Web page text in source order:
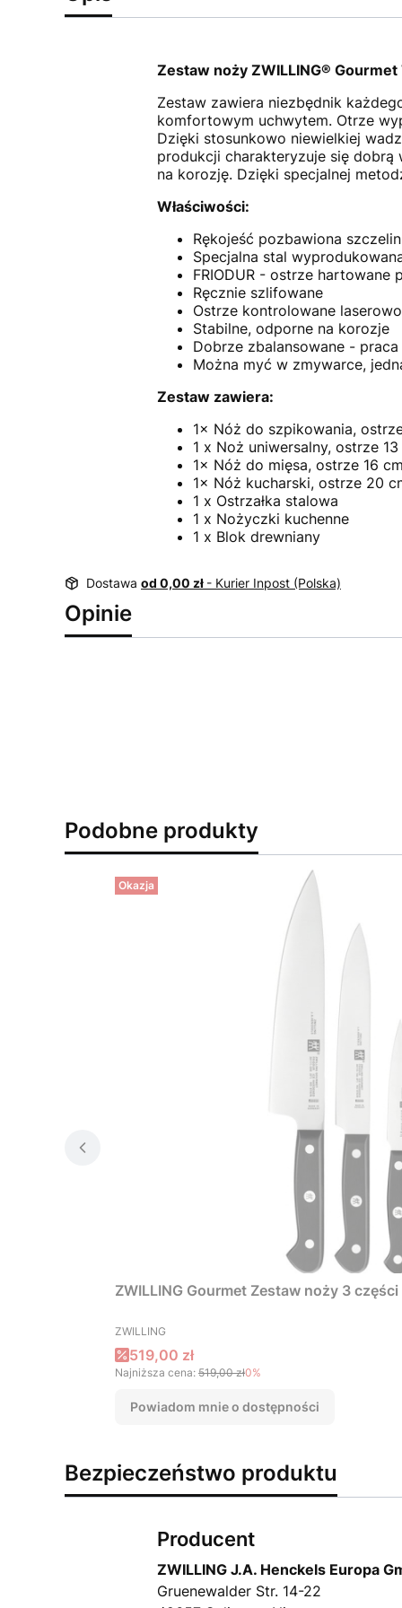
Zestaw noży ZWILLING® Gourmet
Zestaw zawiera niezbędnik
komfortowym uchwytem. Otrze
Dzięki stosunkowo niewielkiej
produkcji charakteryzuje się dobrą
na korozję. Dzięki specjalnej
Właściwości:
Rękojeść pozbawiona szczelin
Specjalna stal
FRIODUR - ostrze hartowane
Ręcznie szlifowane
Ostrze kontrolowane laserowo
Stabilne, odporne na korozje
Dobrze zbalansowane - praca
Można myć w zmywarce,
Zestaw zawiera:
1× Nóż do szpikowania,
1 x Noż uniwersalny, ostrze 13
1× Nóż do mięsa, ostrze 16
1× Nóż kucharski, ostrze 20
1 x Ostrzałka stalowa
1 x Nożyczki kuchenne
1 x Blok drewniany
Dostawa od 0,00 zł - Kurier Inpost (Polska)
Opinie
Podobne produkty
Okazja
ZWILLING Gourmet Zestaw noży 3 części
PRODUCENT
ZWILLING
Cena promocyjna
519,00 zł
Najniższa cena: 519,00 zł0%
Powiadom mnie o dostępności
Bezpieczeństwo produktu
Producent
ZWILLING J.A. Henckels Europa
Gruenewalder Str. 14-22